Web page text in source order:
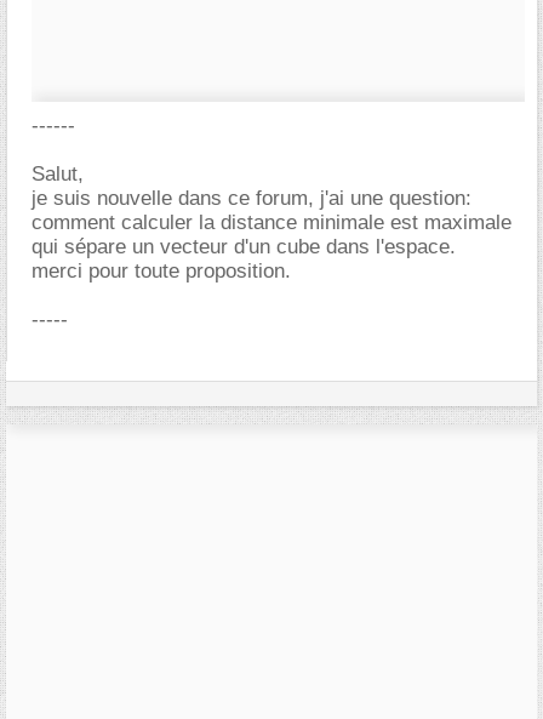
------
Salut,
je suis nouvelle dans ce forum, j'ai une question:
comment calculer la distance minimale est maximale
qui sépare un vecteur d'un cube dans l'espace.
merci pour toute proposition.
-----